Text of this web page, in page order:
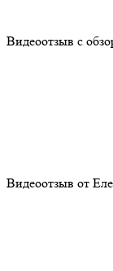
Видеоотзыв с
Видеоотзыв от